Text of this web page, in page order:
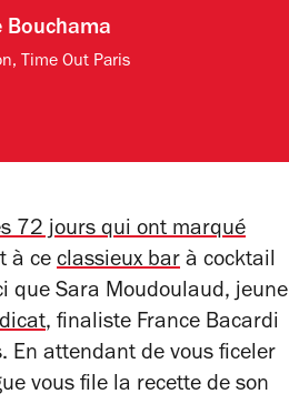
Bouchama
Time Out Paris
72 jours qui ont marqué
à ce classieux bar à cocktail
que Sara Moudoulaud, jeune
, finaliste France Bacardi
En attendant de vous ficeler
vous file la recette de son